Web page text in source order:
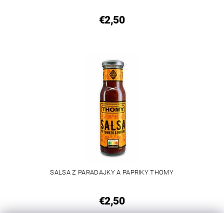
€2,50
SALSA Z PARADAJKY A PAPRIKY THOMY
€2,50